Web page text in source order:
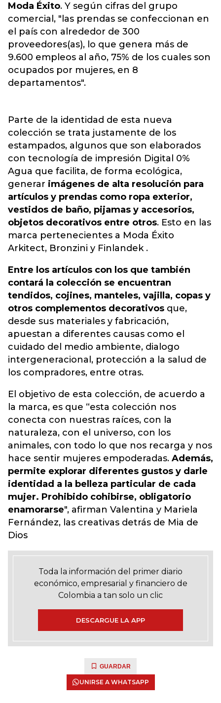
Moda Éxito. Y según cifras del grupo
comercial, "las prendas se confeccionan en
el país con alrededor de 300
proveedores(as), lo que genera más de
9.600 empleos al año, 75% de los cuales son
ocupados por mujeres, en 8
departamentos".
Parte de la identidad de esta nueva
colección se trata justamente de los
estampados, algunos que son elaborados
con tecnología de impresión Digital 0%
Agua que facilita, de forma ecológica,
generar imágenes de alta resolución para
artículos y prendas como ropa exterior,
vestidos de baño, pijamas y accesorios,
objetos decorativos entre otros. Esto en las
marca pertenecientes a Moda Éxito
Arkitect, Bronzini y Finlandek .
Entre los artículos con los que también
contará la colección se encuentran
tendidos, cojines, manteles, vajilla, copas y
otros complementos decorativos que,
desde sus materiales y fabricación,
apuestan a diferentes causas como el
cuidado del medio ambiente, dialogo
intergeneracional, protección a la salud de
los compradores, entre otras.
El objetivo de esta colección, de acuerdo a
la marca, es que “esta colección nos
conecta con nuestras raíces, con la
naturaleza, con el universo, con los
animales, con todo lo que nos recarga y nos
hace sentir mujeres empoderadas. Además,
permite explorar diferentes gustos y darle
identidad a la belleza particular de cada
mujer. Prohibido cohibirse, obligatorio
enamorarse", afirman Valentina y Mariela
Fernández, las creativas detrás de Mia de
Dios
Toda la información del primer diario
económico, empresarial y financiero de
Colombia a tan solo un clic
DESCARGUE LA APP
GUARDAR
UNIRSE A WHATSAPP